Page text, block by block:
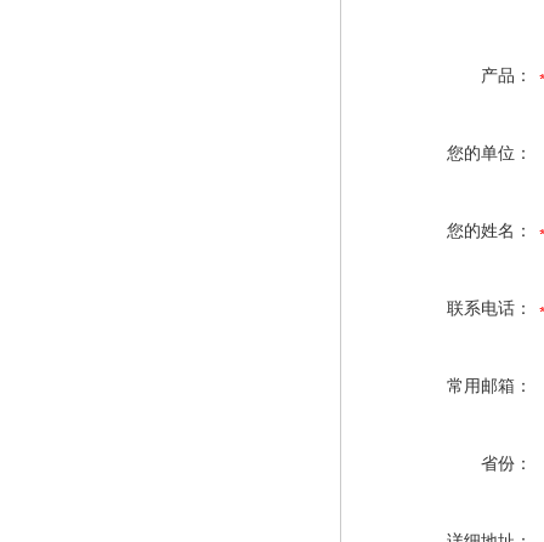
产品：
您的单位：
您的姓名：
联系电话：
常用邮箱：
省份：